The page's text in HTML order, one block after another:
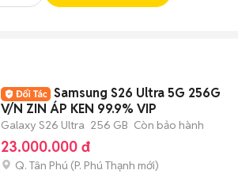
Samsung S26 Ultra 5G 256G
V/N ZIN ÁP KEN 99.9% VIP
Galaxy S26 Ultra 256 GB Còn bảo hành
23.000.000 đ
Q. Tân Phú (P. Phú Thạnh mới)